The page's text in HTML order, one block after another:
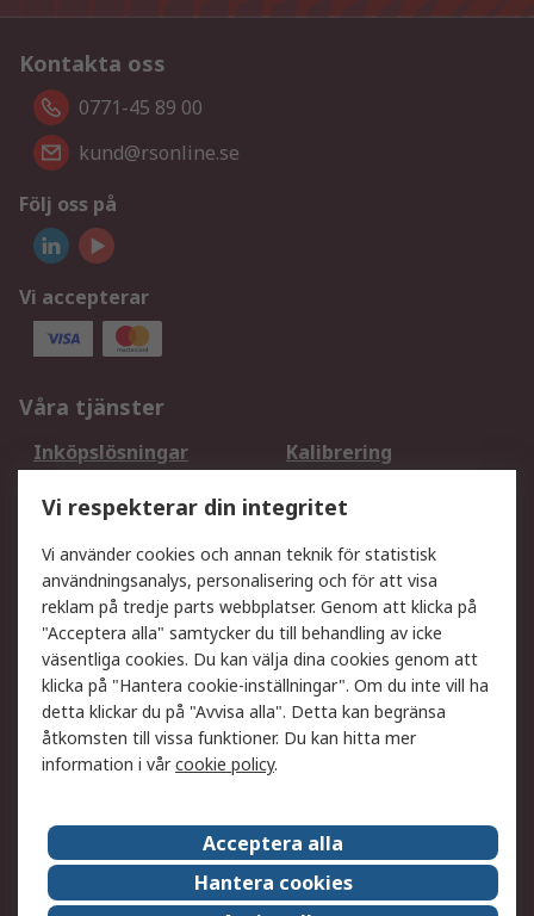
Kontakta oss
0771-45 89 00
kund@rsonline.se
Följ oss på
Vi accepterar
Våra tjänster
Inköpslösningar
Kalibrering
DesignSpark
Teknisk Support
Ditt lokala säljteam
Exportlösningar
Support
Få hjälp
Retur av varor
Leverans
Spåra din order
Begär en fakturakopi
Fördelar med RS-konto
Betalningsalternativ
Om RS
Försäljningsvillkor
Det juridiska
Press Centre
Vi respekterar din integritet
Vi använder cookies och annan teknik för statistisk
användningsanalys, personalisering och för att visa
reklam på tredje parts webbplatser. Genom att klicka på
"Acceptera alla" samtycker du till behandling av icke
väsentliga cookies. Du kan välja dina cookies genom att
klicka på "Hantera cookie-inställningar". Om du inte vill ha
detta klickar du på "Avvisa alla". Detta kan begränsa
åtkomsten till vissa funktioner. Du kan hitta mer
information i vårcookie policy.
Acceptera alla
Hantera cookies